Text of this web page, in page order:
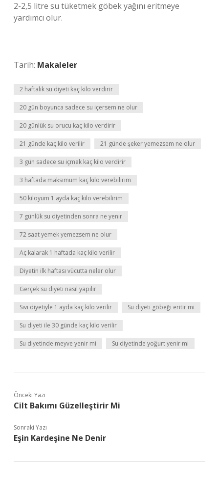
2-2,5 litre su tüketmek göbek yağını eritmeye
yardımcı olur.
Tarih: Makaleler
2 haftalık su diyeti kaç kilo verdirir
20 gün boyunca sadece su içersem ne olur
20 günlük su orucu kaç kilo verdirir
21 günde kaç kilo verilir 21 günde şeker yemezsem ne olur
3 gün sadece su içmek kaç kilo verdirir
3 haftada maksimum kaç kilo verebilirim
50 kiloyum 1 ayda kaç kilo verebilirim
7 günlük su diyetinden sonra ne yenir
72 saat yemek yemezsem ne olur
Aç kalarak 1 haftada kaç kilo verilir
Diyetin ilk haftası vücutta neler olur
Gerçek su diyeti nasıl yapılır
Sıvı diyetiyle 1 ayda kaç kilo verilir Su diyeti göbeği eritir mi
Su diyeti ile 30 günde kaç kilo verilir
Su diyetinde meyve yenir mi Su diyetinde yoğurt yenir mi
Önceki Yazı
Cilt Bakımı Güzelleştirir Mi
Sonraki Yazı
Eşin Kardeşine Ne Denir